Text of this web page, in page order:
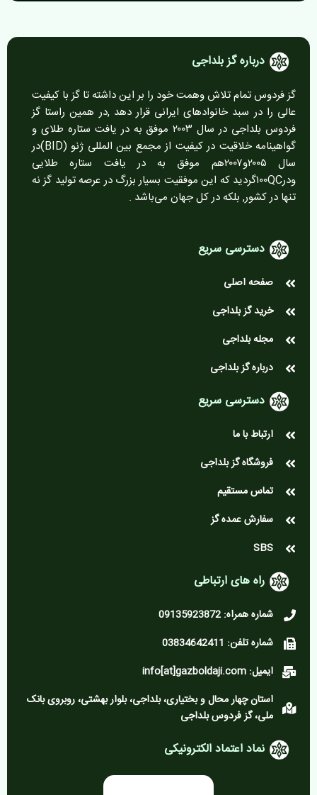
درباره گز بلداجی
گز فردوس تمام تلاش وهمت خود را بر این داشته تا گز با کیفیت
عالی را در سبد خانوادهای ایرانی قرار دهد ,در همین راستا گز
فردوس بلداجی در سال ۲۰۰۳ موفق به در یافت ستاره طلای و
گواهینامه خلاقیت در کیفیت از مجمع بین المللی ژنو (BID)در
سال ۲۰۰۵و۲۰۰۷هم موفق به در یافت ستاره طلایی
ودر۱۰۰QCگردید که این موفقیت بسیار بزرگ در عرصه تولید گز نه
تنها در کشور, بلکه در کل جهان می‌باشد .
دسترسی سریع
صفحه اصلی
خرید گز بلداجی
مجله بلداجی
درباره گز بلداجی
دسترسی سریع
ارتباط با ما
فروشگاه گز بلداجی
تماس مستقیم
سفارش عمده گز
SBS
راه های ارتباطی
شماره همراه: 09135923872
شماره تلفن: 03834642411
ایمیل: info[at]gazboldaji.com
استان چهار محال و بختیاری، بلداجی، بلوار بهشتی، روبروی بانک
ملی، گز فردوس بلداجی
نماد اعتماد الکترونیکی